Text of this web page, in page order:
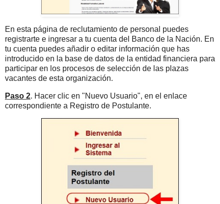
En esta página de reclutamiento de personal puedes
registrarte e ingresar a tu cuenta del Banco de la Nación. En
tu cuenta puedes añadir o editar información que has
introducido en la base de datos de la entidad financiera para
participar en los procesos de selección de las plazas
vacantes de esta organización.
Paso 2. Hacer clic en "Nuevo Usuario", en el enlace
correspondiente a Registro de Postulante.